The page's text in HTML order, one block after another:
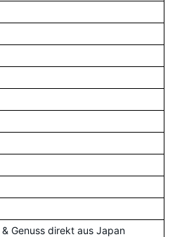
Genuss direkt aus Japan